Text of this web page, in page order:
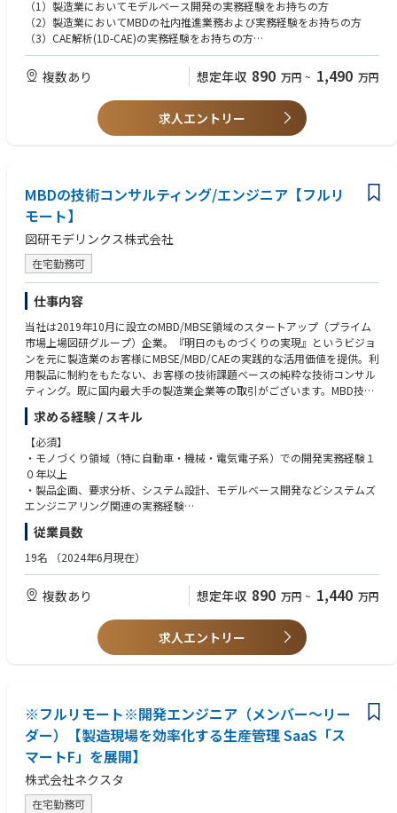
して業界をリードしていきます。また、図研(株)からの出資、バックアッ
プもあり、大手顧客との新規窓口も開設済みのことからも、安定性と将来
性を感じられる企業です。
◎エンジニアリングのスキルアップ
高い専門性を持つメンバーが在籍しており、それぞれの強み、スキルを補
完し合いながらチームとしてプロジェクトを推進し、コンサルタントとし
て必要な技術、スキル、経験を詰める環境です。
しております。
◎裁量を持って働ける環境
少数精鋭組織のため、プロセスの改善などにも積極的に携われます。それ
ぞれの強み、スキルを鑑みて、プロジェクトをアサインするため、プロジ
ェクトリーダーを任されるケースもございます。
◎顧客志向
顧客が抱える悩み、課題を同社が持つ専門性、知見を活かしソリューショ
ンの提供ができます。設備やツール、ソフトウェアに囚われない、純粋な
技術ベースでの議論が可能です。
◎最先端と古き良き技術の融合
最先端のソフトウェア、AIなどの技術と自動車業界の技術とを体感するこ
とができ、スキル向上につながります。
アな技術に触れることができます。
【残業について】20～30時間程度。4～6月が閑散期、11～3月に向けて繁
忙期
【有給休暇について】業務に支障のない範囲であれば、半日休/1日休/連
続休と自由に取得可能。
年次有給休暇は当該年度中に使用しなかったときは、次の年度に繰り越す
ことが可能
※有給取得促進のためにアナウンスあり
・要求分析、機能分解、設計構造化など、SE思考に基づく開発プロセス改
善・改革
・システムズエンジニアリング導入に向けた業務設計・体制構築支援
・モデルベース開発（MATLAB/Simulink、SysML等）活用の推進・現場導
入、教育支援
・開発プロセス成熟度（ASPICE／ISO26262等）診断および改善提案
・顧客との信頼関係構築および課題ヒアリング・提案活動
・プロジェクト計画立案・進捗／品質／リスク管理・チームマネジメント
＜具体的には＞
・まずは弊社技術職として、製造業のお客様の課題把握を行い、その後は
MBD/MBSEを使用したモデル開発/システム環境構築等が主な業務内容で
す。
・入社後の教育については、MBD/MBSEに長けた技術者が多数在籍してお
り、プロジェクトを通してOJTでの教育を実施していきます。
・社風は、自由闊達で上下関係を気にせずコミュニケーションが取れ、リ
モート環境も確立されているため、社員間の交流が気軽にとれます。
＜働き方＞
・働き方についてはリモートワークが中心となっております。お客様先と
の打合せや納品のため訪問することもありますが、
・ライフスタイルにあった働き方をして頂ければと考えているので地方で
フルリモート勤務なども可能です。
■おすすめポイント：
当社は株式会社図研の100％出資により設立された会社です。
現在図研モデリンクスでは、自動車OEM・サプライヤーをはじめとした昨
今の製品開発の高度化・複雑化に対応していくため、
製品開発におけるMBD・MBSEにおいてコンサルティングサービス、ツー
ル開発などの新事業を展開しております。
様々な分野のリーディングカンパニーをはじめ多くのものづくり企業がお
客様です。
（1）製造業においてモデルベース開発の実務経験をお持ちの方
（2）製造業においてMBDの社内推進業務および実務経験をお持ちの方
（3）CAE解析(1D-CAE)の実務経験をお持ちの方
（4）計測・実験関連の研究開発および実務経験をお持ちの方
（5）CAEツールベンダーでエンジニアリングサービスやコンサルティン
グの実務経験をお持ちの方
（6）AI、機械学習などを自動車業界をはじめとする製造業で活かしたい
（2）制御システム設計の実務経験をお持ちの方
（3）信号処理、統計処理、最適化、実験計画法などの数学的知識をお持
（4）モーター制御やバッテリー熱マネージメントなどの電動関連の業務
経験をお持ちの方
（5）コンピュータビジョン(画像センサ、画像処理)の知識および実務経験
をお持ちの方
（6）通信やクラウド関連の業務経験をお持ちの方
（7）HILS・RCPなどを用いた実機検証および実験環境構築の経験をお持
ちの方
（8）システムズエンジニアリングの実践経験および学習経験をお持ちの
方
（9）機械学習・ディープラーニングの知識および実務経験(Pythonなど)
をお持ちの方
（10）ゲームエンジン(Unity、Unrealなど)の知識および実務経験をお持ち
の方
（11）コンサルティングファームでの技術コンサルティング業務経験をお
持ちの方
■開発環境 ※以下のいずれかのご経験をお持ちの方は尚可
システムモデリング言語：SysML、UML
モデリングツール：Simulink、Amesim、SimulationX、Dymola、OpenM
odelica、GT-SUITE
MBSEツール：Cameo Systems Modeler、GENESYS、Phoenix ModelCent
最適化ツール：modeFRONTIER
複数あり 想定年収 890 万円 ~ 1,490 万円
求人エントリー
MBDの技術コンサルティング/エンジニア【フルリ
モート】
図研モデリンクス株式会社
在宅勤務可
仕事内容
当社は2019年10月に設立のMBD/MBSE領域のスタートアップ（プライム
市場上場図研グループ）企業。『明日のものづくりの実現』というビジョ
ンを元に製造業のお客様にMBSE/MBD/CAEの実践的な活用価値を提供。利
用製品に制約をもたない、お客様の技術課題ベースの純粋な技術コンサル
ティング。既に国内最大手の製造業企業等の取引がございます。MBD技術
を武器にMBSE領域の技術コンサルをさらに強化しビジネスの拡大をする
ための募集になります。
【安定性】プライム市場上場図研社が親会社のため財務安定性を担保
【働き方】 専門業務型裁量労働制を採用
【働きやすさ】業務パフォーマンスをベースに評価するため、時間的・場
所的制約を受けずにご活躍頂くことができます。
【仕事内容】
■ 製造業において、高い生産性を実現させることを目的とし、顧客課題を
解決に導くMBSE/MBD/CAEを駆使した技術サービスを提供
(技術コンサルティング、業務委託開発)
■ 本募集職種では、MBDの導入・活用により、顧客の技術課題を解決する
・・・具体的には、プロジェクトの技術責任者として顧客への課題ヒアリ
ング・技術提案、技術成果開発、技術開発における進捗管理・リソース調
【具体的な業務の流れ】
お客様（特に製造業の研究・開発部門）の課題をお聞きし、課題解決に向
けて提案を実施。提案内容について合意をえられたら、弊社の方でプロジ
ェクトチームを組み、納品に向けてのコンサル・エンジニアリングサービ
スを実施する。
求める経験 / スキル
【必須】
・モノづくり領域（特に自動車・機械・電気電子系）での開発実務経験１
０年以上
・製品企画、要求分析、システム設計、モデルベース開発などシステムズ
エンジニアリング関連の実務経験
・MBDまたはMBSEに関する知見・関心
・技術的課題を言語化し、ドキュメント・プレゼンで伝えられる論理的思
考力・表現力
・SE領域における困難さを実現場で体感し、開発プロセス改革に向けた熱
意をお持ちの方
・コンサルティングファームまたは事業会社での業務改革・技術企画・P
・MBDツール（MATLAB/Simulink、Stateflow等）によるモデル開発・検
証経験
・組込みソフト開発プロセスの理解、コード生成やHILS/SILS試験の経験
・要求仕様書/機能仕様書の作成・管理経験
・機能安全（ISO26262）またはASPICEに基づく開発・監査経験
・システムズエンジニアリング教育・導入支援の経験
従業員数
19名 （2024年6月現在）
複数あり 想定年収 890 万円 ~ 1,440 万円
求人エントリー
※フルリモート※開発エンジニア（メンバー～リー
ダー）【製造現場を効率化する生産管理 SaaS「ス
マートF」を展開】
株式会社ネクスタ
在宅勤務可